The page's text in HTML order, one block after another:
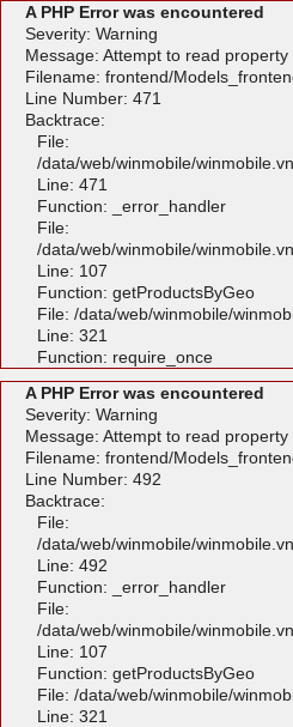
A PHP Error was encountered
Severity: Warning
Message: Attempt to read
Filename: frontend/
Line Number: 471
Backtrace:
File:
/data/web/winmobile/
Line: 471
Function: _error_handler
File:
/data/web/winmobile/
Line: 107
Function: getProductsByGeo
File: /data/web/winmobile/
Line: 321
Function: require_once
A PHP Error was encountered
Severity: Warning
Message: Attempt to read property
Filename: frontend/
Line Number: 492
Backtrace:
File:
/data/web/winmobile/
Line: 492
Function: _error_handler
File:
/data/web/winmobile/
Line: 107
Function: getProductsByGeo
File: /data/web/winmobile/
Line: 321